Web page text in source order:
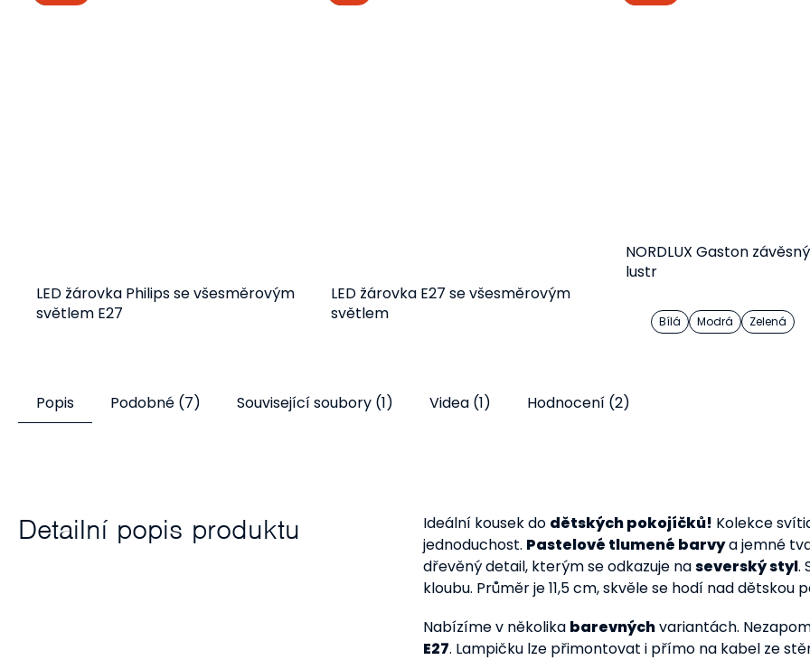
LED žárovka Philips se všesměrovým
světlem E27
od 77 Kč
LED žárovka E27 se všesměrovým
světlem
72 Kč
NORDLUX Gaston
lustr
Bílá Modrá Zelená
Popis Podobné (7) Související soubory (1) Videa (1) Hodnocení (2)
Detailní popis produktu Ideální kousek do dětských pokojíčků! Kolekce
jednoduchost. Pastelové tlumené barvya jemné
dřevěný detail, kterým se odkazuje naseverský styl.
kloubu. Průměr je 11,5 cm, skvěle se hodí nad
Nabízíme v několika barevnýchvariantách.
E27. Lampičku lze přimontovat i přímo na kabel ze